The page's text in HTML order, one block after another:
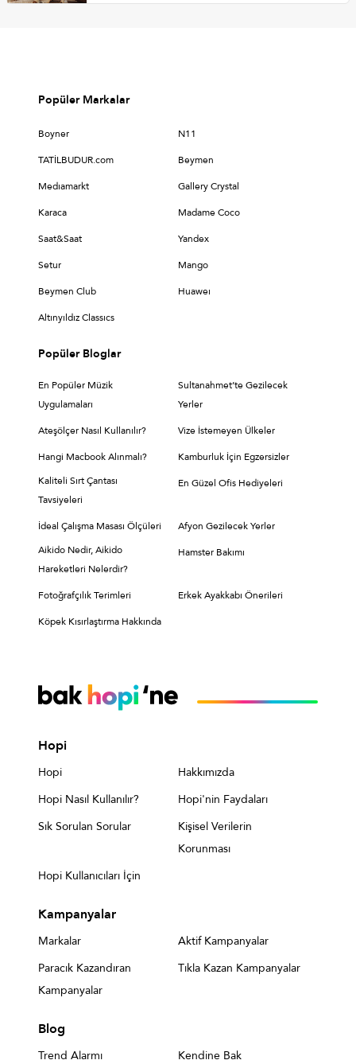
Popüler Markalar
Boyner N11
TATİLBUDUR.com Beymen
Medıamarkt Gallery Crystal
Karaca Madame Coco
Saat&Saat Yandex
Setur Mango
Beymen Club Huaweı
Altınyıldız Classıcs
Popüler Bloglar
En Popüler Müzik
Uygulamaları
Sultanahmet’te Gezilecek
Yerler
Ateşölçer Nasıl Kullanılır? Vize İstemeyen Ülkeler
Hangi Macbook Alınmalı?
Kamburluk İçin Egzersizler
Kaliteli Sırt Çantası
Tavsiyeleri
En Güzel Ofis Hediyeleri
İdeal Çalışma Masası Ölçüleri
Afyon Gezilecek Yerler
Aikido Nedir, Aikido
Hareketleri Nelerdir?
Hamster Bakımı
Fotoğrafçılık Terimleri Erkek Ayakkabı Önerileri
Köpek Kısırlaştırma Hakkında
Hopi
Hopi
Hakkımızda
Hopi Nasıl Kullanılır?
Hopi'nin Faydaları
Sık Sorulan Sorular
Kişisel Verilerin
Korunması
Hopi Kullanıcıları İçin
Kampanyalar
Markalar
Aktif Kampanyalar
Paracık Kazandıran
Kampanyalar
Tıkla Kazan Kampanyalar
Blog
Trend Alarmı
Kendine Bak